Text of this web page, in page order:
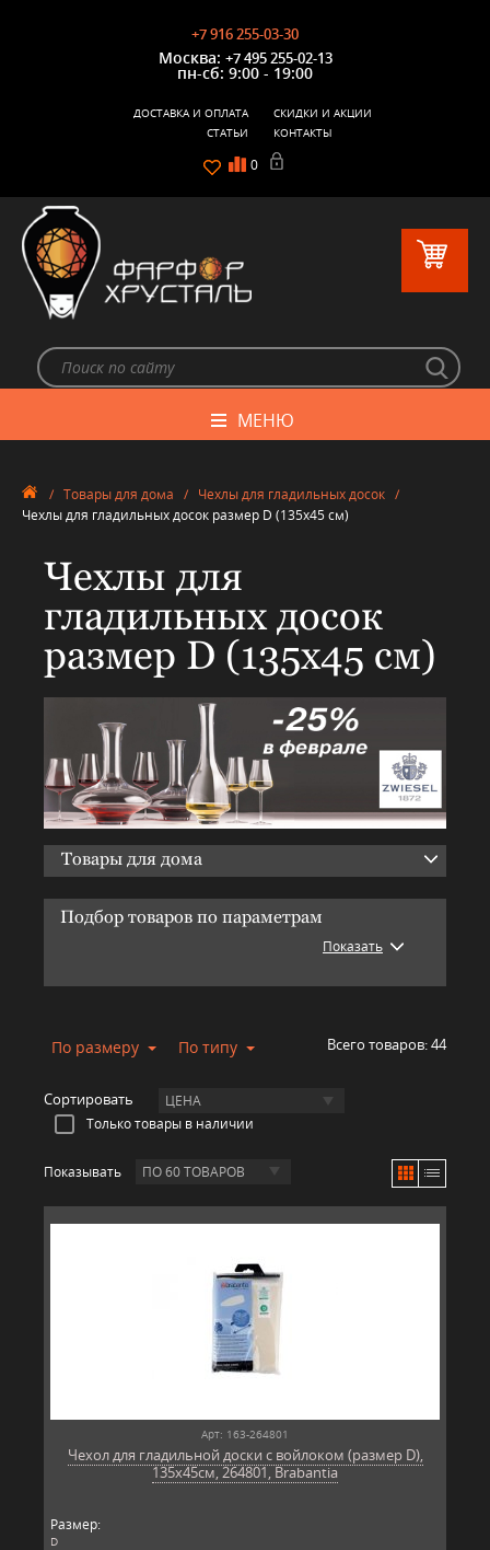
+7 916 255-03-30
Москва: +7 495 255-02-13
пн-сб: 9:00 - 19:00
0
ДОСТАВКА И ОПЛАТА
СКИДКИ И АКЦИИ
СТАТЬИ
КОНТАКТЫ
МЕНЮ
/ Товары для дома / Чехлы для гладильных досок /
Чехлы для гладильных досок размер D (135х45 см)
Чехлы для
гладильных досок
размер D (135х45 см)
Товары для дома
Подбор товаров по параметрам
Показать
По размеру По типу Всего товаров:44
Сортировать ЦЕНА
Только товары в наличии
Показывать ПО 60 ТОВАРОВ
Арт: 163-264801
Чехол для гладильной доски с войлоком (размер D),
135x45см, 264801, Brabantia
Размер:
D